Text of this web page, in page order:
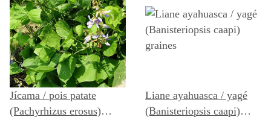
Jícama / pois patate
(Pachyrhizus erosus)
Liane ayahuasca / yagé
(Banisteriopsis caapi)